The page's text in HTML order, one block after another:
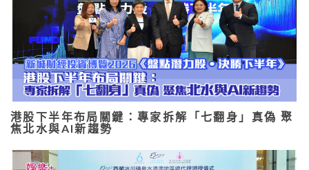
港股下半年布局關鍵：專家拆解「七翻身」真偽 聚
焦北水與AI新趨勢